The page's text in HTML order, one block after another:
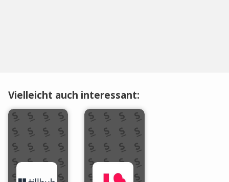
Vielleicht auch interessant: